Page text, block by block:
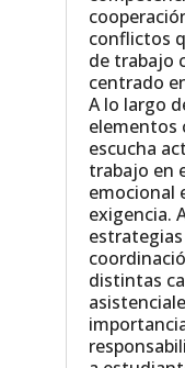
conflictos
de trabajo
centrado
A lo largo
elementos
escucha
trabajo en
emocional
exigencia.
distintas